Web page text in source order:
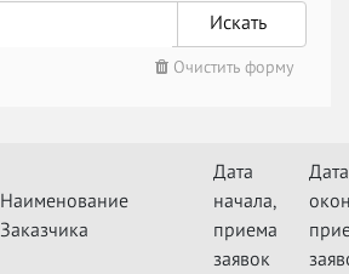
Искать
Очистить форму
Наименование
Заказчика
Дата
начала,
приема
заявок
Дата